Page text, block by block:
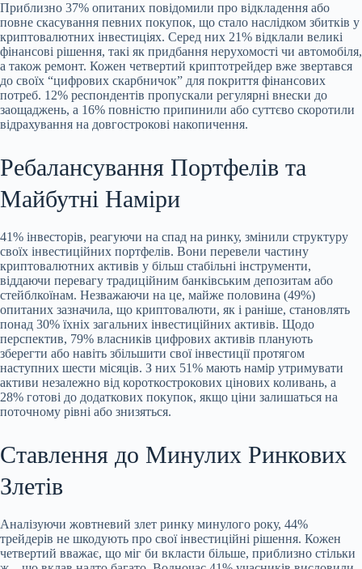
Приблизно 37% опитаних повідомили про відкладення або
повне скасування певних покупок, що стало наслідком збитків у
криптовалютних інвестиціях. Серед них 21% відклали великі
фінансові рішення, такі як придбання нерухомості чи автомобіля,
а також ремонт. Кожен четвертий криптотрейдер вже звертався
до своїх “цифрових скарбничок” для покриття фінансових
потреб. 12% респондентів пропускали регулярні внески до
заощаджень, а 16% повністю припинили або суттєво скоротили
відрахування на довгострокові накопичення.
Ребалансування Портфелів та
Майбутні Наміри
41% інвесторів, реагуючи на спад на ринку, змінили структуру
своїх інвестиційних портфелів. Вони перевели частину
криптовалютних активів у більш стабільні інструменти,
віддаючи перевагу традиційним банківським депозитам або
стейблкоїнам. Незважаючи на це, майже половина (49%)
опитаних зазначила, що криптовалюти, як і раніше, становлять
понад 30% їхніх загальних інвестиційних активів. Щодо
перспектив, 79% власників цифрових активів планують
зберегти або навіть збільшити свої інвестиції протягом
наступних шести місяців. З них 51% мають намір утримувати
активи незалежно від короткострокових цінових коливань, а
28% готові до додаткових покупок, якщо ціни залишаться на
поточному рівні або знизяться.
Ставлення до Минулих Ринкових
Злетів
Аналізуючи жовтневий злет ринку минулого року, 44%
трейдерів не шкодують про свої інвестиційні рішення. Кожен
четвертий вважає, що міг би вкласти більше, приблизно стільки